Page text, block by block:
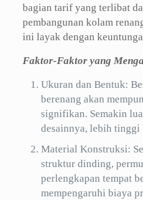
bagian tarif yang terlibat
pembangunan kolam
ini layak dengan
Faktor-Faktor yang
Ukuran dan Bentuk:
berenang akan
signifikan. Semakin
desainnya, lebih
Material Konstruksi:
struktur dinding,
perlengkapan tempat
mempengaruhi biaya